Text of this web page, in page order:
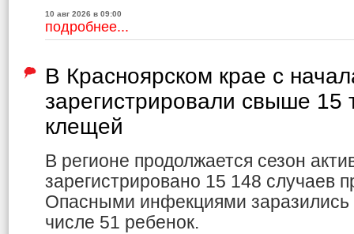
10 авг 2026 в 09:00
подробнее...
В Красноярском крае с
зарегистрировали свыше 15
клещей
В регионе продолжается сезон
зарегистрировано 15 148 случаев
Опасными инфекциями заразились
числе 51 ребенок.